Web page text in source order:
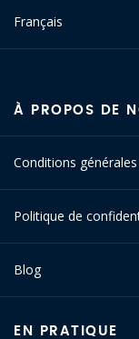
Français
À PROPOS DE
Conditions
Politique de
Blog
EN PRATIQUE